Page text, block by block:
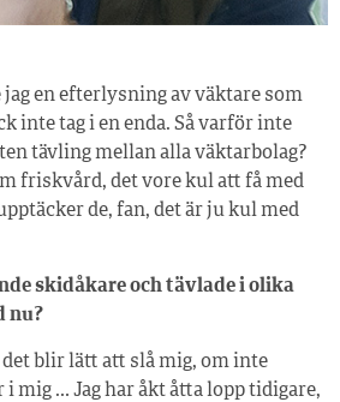
jag en efterlysning av väktare som
inte tag i en enda. Så varför inte
tävling mellan alla väktarbolag?
friskvård, det vore kul att få med
de, fan, det är ju kul med
skidåkare och tävlade i olika
nu?
det blir lätt att slå mig, om inte
mig … Jag har åkt åtta lopp tidigare,